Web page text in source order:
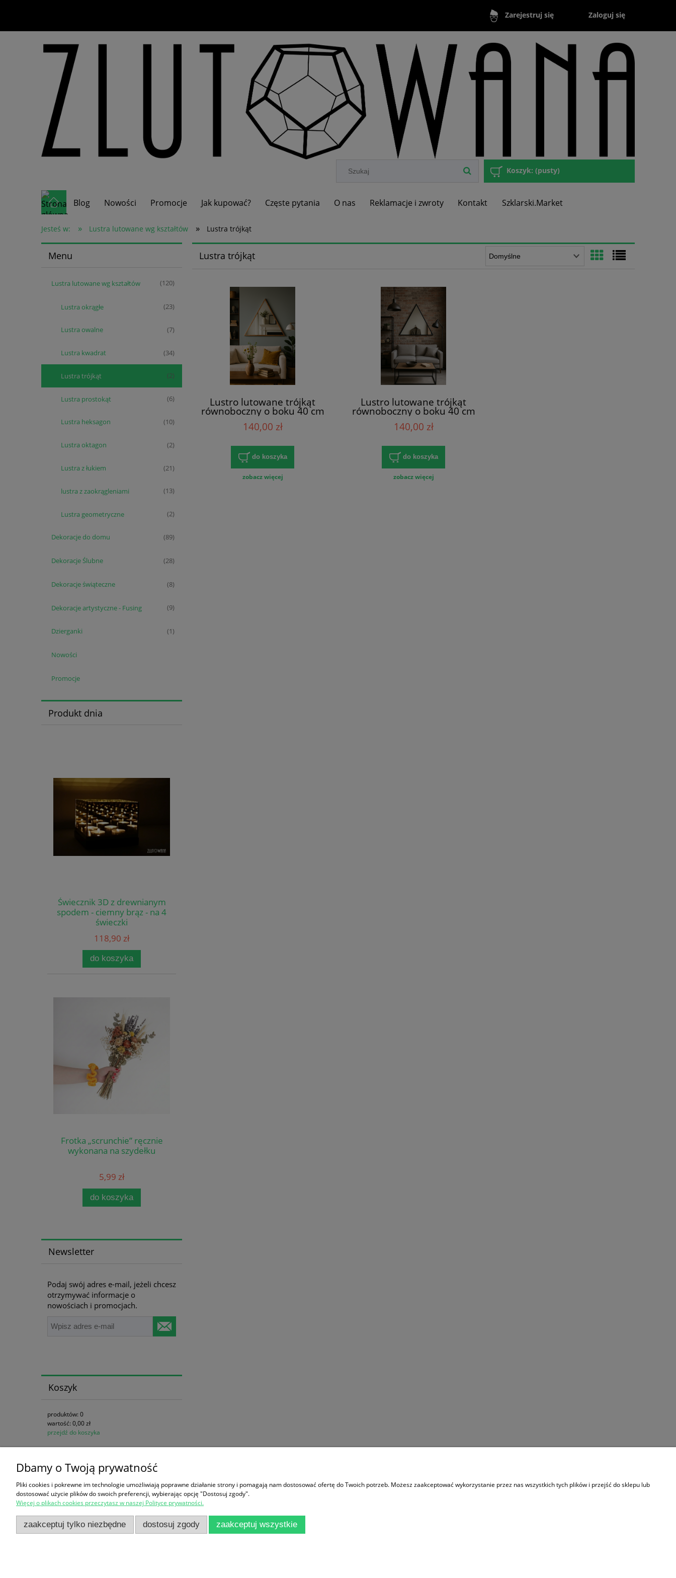
Zarejestruj się Zaloguj się
Koszyk: (pusty)
Blog Nowości Promocje Jak kupować? Częste pytania O nas Reklamacje i zwroty Kontakt Szklarski.Market
Jesteś w: » Lustra lutowane wg kształtów » Lustra trójkąt
Menu
Lustra lutowane wg kształtów (120)
Lustra okrągłe (23)
Lustra owalne (7)
Lustra kwadrat (34)
Lustra trójkąt (2)
Lustra prostokąt (6)
Lustra heksagon (10)
Lustra oktagon (2)
Lustra z łukiem (21)
lustra z zaokrągleniami (13)
Lustra geometryczne (2)
Dekoracje do domu (89)
Dekoracje Ślubne (28)
Dekoracje świąteczne (8)
Dekoracje artystyczne - Fusing (9)
Dzierganki (1)
Nowości
Promocje
Produkt dnia
Świecznik 3D z drewnianym
spodem - ciemny brąz - na 4
świeczki
118,90 zł
do koszyka
Frotka „scrunchie” ręcznie
wykonana na szydełku
5,99 zł
do koszyka
Newsletter
Podaj swój adres e-mail, jeżeli chcesz
otrzymywać informacje o
nowościach i promocjach.
Koszyk
produktów: 0
wartość: 0,00 zł
przejdź do koszyka
Lustra trójkąt
Lustro lutowane trójkąt
równoboczny o boku 40 cm
w patynie miedzianej
140,00 zł
do koszyka
zobacz więcej
Lustro lutowane trójkąt
równoboczny o boku 40 cm
w patynie czarnej
140,00 zł
do koszyka
zobacz więcej
Zakupy
Czas realizacji zamówienia
Formy płatności
Koszt dostawy
Reklamacje i zwroty
Jak kupować?
Regulamin sklepu
Częste pytania
Polityka prywatności
Dbamy o Twoją prywatność
Pliki cookies i pokrewne im technologie umożliwiają poprawne działanie strony i pomagają nam dostosować ofertę do Twoich potrzeb. Możesz zaakceptować wykorzystanie przez nas wszystkich tych plików i przejść do sklepu lub
dostosować użycie plików do swoich preferencji, wybierając opcję "Dostosuj zgody".
Więcej o plikach cookies przeczytasz w naszej Polityce prywatności.
zaakceptuj tylko niezbędne dostosuj zgody zaakceptuj wszystkie